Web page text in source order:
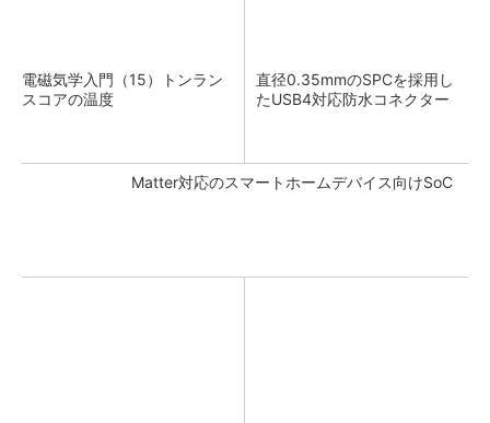
電磁気学入門（15）トンラン
スコアの温度
直径0.35mmのSPCを採用し
たUSB4対応防水コネクター
Matter対応のスマートホームデバイス向けSoC